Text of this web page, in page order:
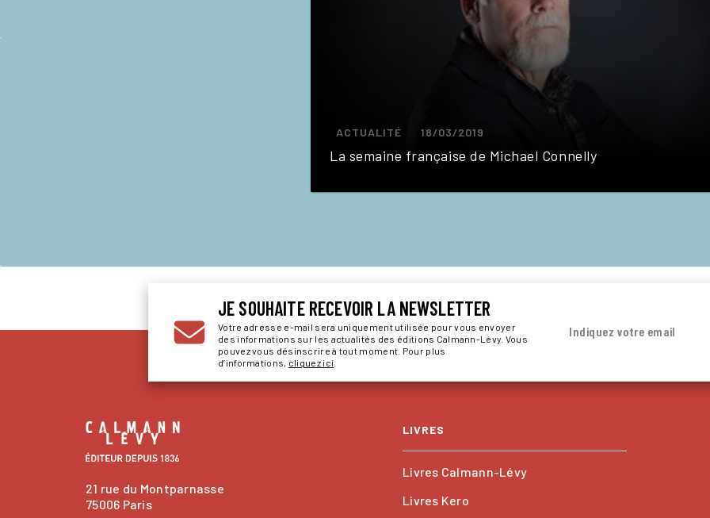
ACTUALITÉ 18/03/2019
La semaine française de Michael Connelly
JE SOUHAITE RECEVOIR LA NEWSLETTER
Votre adresse e-mail sera uniquement utilisée pour vous envoyer
des informations sur les actualités des éditions Calmann-Lévy. Vous
pouvez vous désinscrire à tout moment. Pour plus
d’informations, cliquez ici
Indiquez votre email
21 rue du Montparnasse
75006 Paris
LIVRES
Livres Calmann-Lévy
Livres Kero